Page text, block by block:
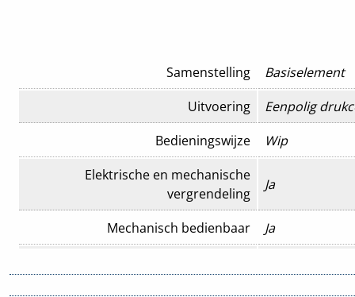
Samenstelling
Basiselement
Uitvoering
Eenpolig
Bedieningswijze
Wip
Elektrische en mechanische
vergrendeling
Ja
Mechanisch bedienbaar
Ja